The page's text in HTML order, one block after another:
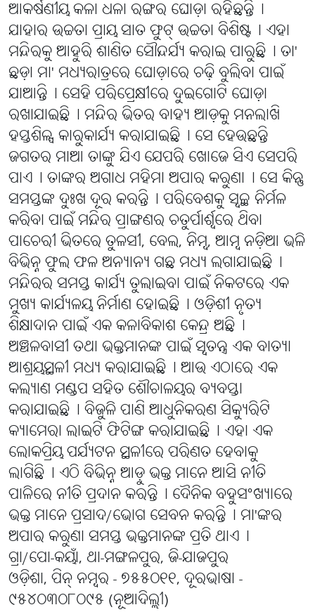
ଆକର୍ଷଣୀୟ କଳା ଧଳା ରଙ୍ଗର ଘୋଡ଼ା ରହିଛନ୍ତି୤
ଯାହାର ଉଚ୍ଚତା ପ୍ରାୟ ସାତ ଫୁଟ୍ ଉଚ୍ଚତା ବିଶିଷ୍ଟ୤ ଏହା
ମନ୍ଦିରକୁ ଆହୁରି ଶାଣିତ ସୌନ୍ଦର୍ଯ୍ୟ କରାଇ ପାରୁଛି୤ ତା'
ଛଡ଼ା ମା' ମଧ୍ୟରାତ୍ରରେ ଘୋଡ଼ାରେ ଚଢ଼ି ବୁଲିବା ପାଇଁ
ଯାଆନ୍ତି୤ ସେହି ପରିପ୍ରେକ୍ଷୀରେ ଦୁଇଗୋଟି ଘୋଡ଼ା
ରଖାଯାଇଛି୤ ମନ୍ଦିର ଭିତର ବାହ୍ୟ ଆଡ଼କୁ ମନଲାଖି
ହସ୍ତଶିଳ୍ପ କାରୁକାର୍ଯ୍ୟ କରାଯାଇଛି୤ ସେ ହେଉଛନ୍ତି
ଜଗତର ମାଆ ତାଙ୍କୁ ଯିଏ ଯେପରି ଖୋଜେ ସିଏ ସେପରି
ପାଏ୤ ତାଙ୍କର ଅଗାଧ ମହିମା ଅପାର କରୁଣା୤ ସେ କିନ୍ତୁ
ସମସ୍ତଙ୍କ ଦୁଃଖ ଦୂର କରନ୍ତି୤ ପରିବେଶକୁ ସ୍ୱଚ୍ଛ ନିର୍ମଳ
କରିବା ପାଇଁ ମନ୍ଦିର ପ୍ରାଙ୍ଗଣର ଚତୁର୍ପାର୍ଶ୍ୱରେ ଥିବା
ପାଚେରୀ ଭିତରେ ତୁଳସୀ, ବେଲ, ନିମ୍ବ, ଆମ୍ବ ନଡ଼ିଆ ଭଳି
ବିଭିନ୍ନ ଫୁଲ ଫଳ ଅନ୍ୟାନ୍ୟ ଗଛ ମଧ୍ୟ ଲଗାଯାଇଛି୤
ମନ୍ଦିରର ସମସ୍ତ କାର୍ଯ୍ୟ ତୁଲାଇବା ପାଇଁ ନିକଟରେ ଏକ
ମୁଖ୍ୟ କାର୍ଯ୍ୟଳୟ ନିର୍ମାଣ ହୋଇଛି୤ ଓଡ଼ିଶୀ ନୃତ୍ୟ
ଶିକ୍ଷାଦାନ ପାଇଁ ଏକ କଳାବିକାଶ କେନ୍ଦ୍ର ଅଛି୤
ଅଞ୍ଚଳବାସୀ ତଥା ଭକ୍ତମାନଙ୍କ ପାଇଁ ସ୍ୱତନ୍ତ୍ର ଏକ ବାତ୍ୟା
ଆଶ୍ରୟସ୍ଥଳୀ ମଧ୍ୟ କରାଯାଇଛି୤ ଆଉ ଏଠାରେ ଏକ
କଲ୍ୟାଣ ମଣ୍ଡପ ସହିତ ଶୌଚାଳୟର ବ୍ୟବସ୍ତା
କରାଯାଇଛି୤ ବିଜୁଳି ପାଣି ଆଧୁନିକରଣ ସିକ୍ୟୁରିଟି
କ୍ୟାମେରା ଲାଇଟି ଫିଟିଙ୍ଗ କରାଯାଇଛି୤ ଏହା ଏକ
ଲୋକପ୍ରିୟ ପର୍ଯ୍ୟଟନ ସ୍ଥଳୀରେ ପରିଣତ ହେବାକୁ
ଲାଗିଛି୤ ଏଠି ବିଭିନ୍ନ ଆଡ଼ୁ ଭକ୍ତ ମାନେ ଆସି ନୀତି
ପାଳିରେ ନୀତି ପ୍ରଦାନ କରନ୍ତି୤ ଦୈନିକ ବହୁସଂଖ୍ୟାରେ
ଭକ୍ତ ମାନେ ପ୍ରସାଦ/ଭୋଗ ସେବନ କରନ୍ତି୤ ମା'ଙ୍କର
ଅପାର କରୁଣା ସମସ୍ତ ଭକ୍ତମାନଙ୍କ ପ୍ରତି ଥାଏ୤
ଗ୍ରା/ପୋ-କୟାଁ, ଥା-ମଙ୍ଗଳପୁର, ଜି-ଯାଜପୁର
ଓଡ଼ିଶା, ପିନ୍ ନମ୍ବର - ୭୫୫୦୧୧, ଦୂରଭାଷା -
୯୫୪୦୩୦୮୦୯୫ (ନୂଆଦିଲ୍ଲୀ)